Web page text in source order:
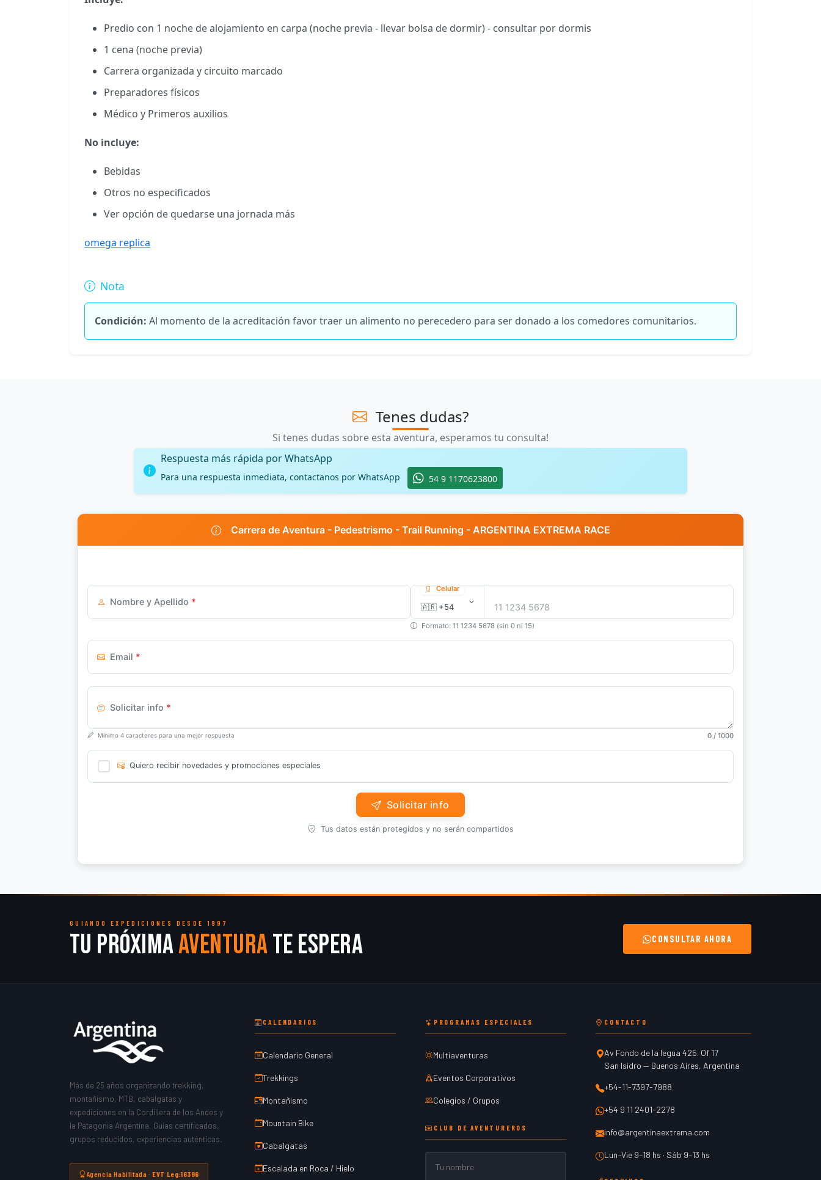
Predio con 1 noche de alojamiento en carpa (noche previa - llevar bolsa de dormir) - consultar por dormis
1 cena (noche previa)
Carrera organizada y circuito marcado
Preparadores físicos
Médico y Primeros auxilios
No incluye:
Bebidas
Otros no especificados
Ver opción de quedarse una jornada más
omega replica
Nota
Condición: Al momento de la acreditación favor traer un alimento no perecedero para ser donado a los comedores comunitarios.
Tenes dudas?
Si tenes dudas sobre esta aventura, esperamos tu consulta!
Respuesta más rápida por WhatsApp
Para una respuesta inmediata, contactanos por WhatsApp 54 9 1170623800
Carrera de Aventura - Pedestrismo - Trail Running - ARGENTINA EXTREMA RACE
Nombre y Apellido *
Celular
Formato: 11 1234 5678 (sin 0 ni 15)
Email *
Solicitar info *
Mínimo 4 caracteres para una mejor respuesta 0 / 1000
Quiero recibir novedades y promociones especiales
Solicitar info
Tus datos están protegidos y no serán compartidos
GUIANDO EXPEDICIONES DESDE 1997
Tu próximaaventurate espera CONSULTAR AHORA
Más de 25 años organizando trekking,
montañismo, MTB, cabalgatas y
expediciones en la Cordillera de los Andes y
la Patagonia Argentina. Guías certificados,
grupos reducidos, experiencias auténticas.
Agencia Habilitada · EVT Leg:16396
CALENDARIOS
Calendario General
Trekkings
Montañismo
Mountain Bike
Cabalgatas
Escalada en Roca / Hielo
PROGRAMAS ESPECIALES
Multiaventuras
Eventos Corporativos
Colegios / Grupos
CLUB DE AVENTUREROS
CONTACTO
Av Fondo de la legua 425. Of 17
San Isidro — Buenos Aires,Argentina
+54-11-7397-7988
+54 9 11 2401-2278
info@argentinaextrema.com
Lun–Vie 9–18 hs · Sáb 9–13 hs